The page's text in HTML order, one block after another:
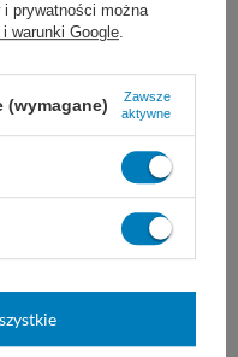
ogólnego stanu
tkanki i rany,
i doświadczenia
nici
temperaturze
prywatności można
warunki Google.
Zawsze
aktywne